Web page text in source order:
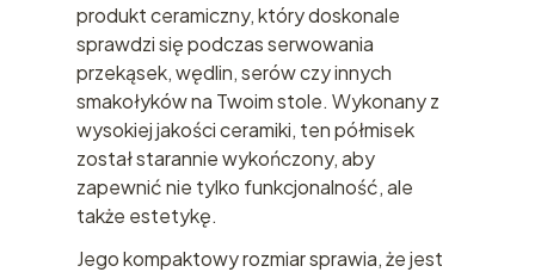
produkt ceramiczny, który doskonale
sprawdzi się podczas serwowania
przekąsek, wędlin, serów czy innych
smakołyków na Twoim stole. Wykonany z
wysokiej jakości ceramiki, ten półmisek
został starannie wykończony, aby
zapewnić nie tylko funkcjonalność, ale
także estetykę.
Jego kompaktowy rozmiar sprawia, że jest